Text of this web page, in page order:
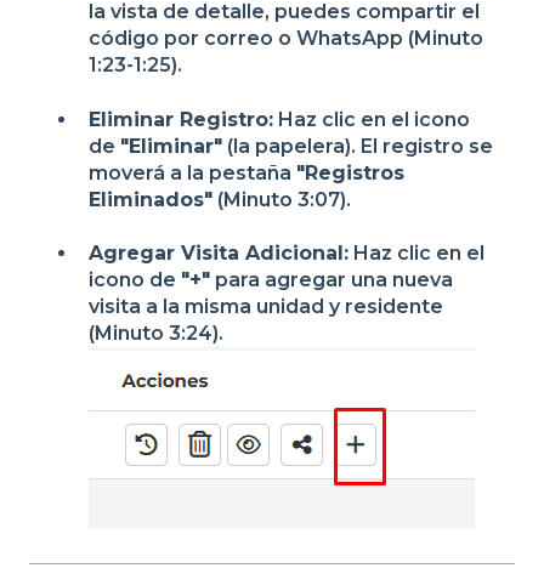
la vista de detalle, puedes compartir el
código por correo o WhatsApp (Minuto
1:23-1:25).
Eliminar Registro: Haz clic en el icono
de "Eliminar" (la papelera). El registro se
moverá a la pestaña "Registros
Eliminados" (Minuto 3:07).
Agregar Visita Adicional: Haz clic en el
icono de "+" para agregar una nueva
visita a la misma unidad y residente
(Minuto 3:24).